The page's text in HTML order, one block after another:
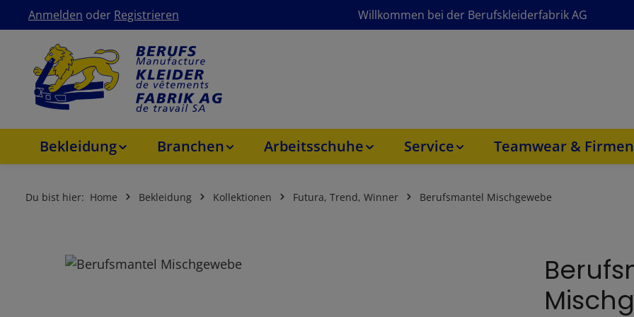
Hauptinhalt springen
Zur Hauptnavigation springen
Anmelden oder Registrieren Willkommen bei der Berufskleiderfabrik AG
Bekleidung Branchen Arbeitsschuhe Service Teamwear &
Du bist hier: Home Bekleidung Kollektionen Futura, Trend, Winner Berufsmantel Mischgewebe
Bildergalerie überspringen